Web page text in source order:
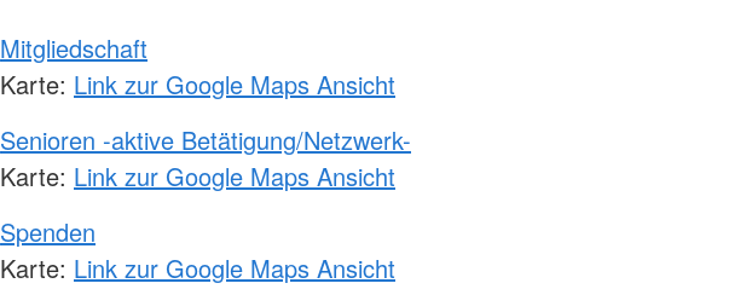
Mitgliedschaft
Karte: Link zur Google Maps Ansicht
Senioren -aktive Betätigung/Netzwerk-
Karte: Link zur Google Maps Ansicht
Spenden
Karte: Link zur Google Maps Ansicht